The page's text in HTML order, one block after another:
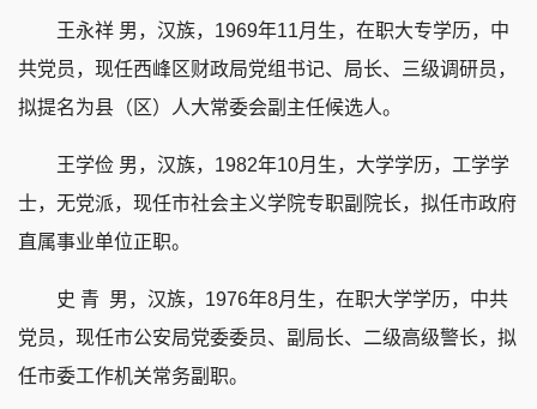
王永祥 男，汉族，1969年11月生，在职大专学历，中
共党员，现任西峰区财政局党组书记、局长、三级调研员，
拟提名为县（区）人大常委会副主任候选人。
王学俭 男，汉族，1982年10月生，大学学历，工学学
士，无党派，现任市社会主义学院专职副院长，拟任市政府
直属事业单位正职。
史 青 男，汉族，1976年8月生，在职大学学历，中共
党员，现任市公安局党委委员、副局长、二级高级警长，拟
任市委工作机关常务副职。